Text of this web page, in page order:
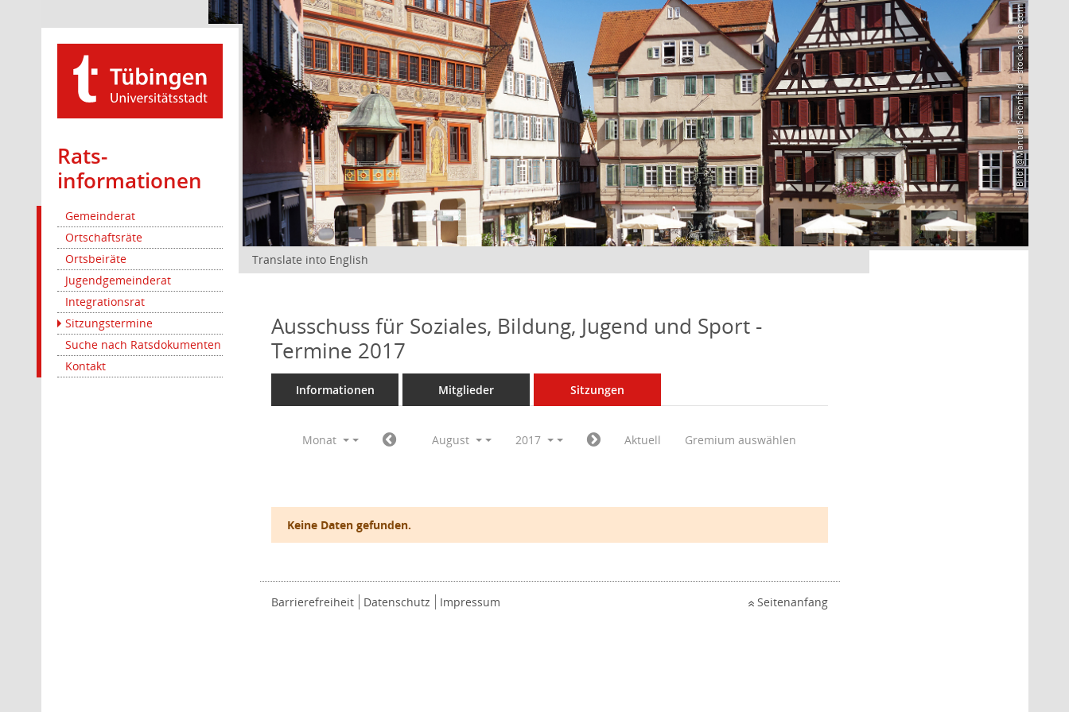
Rats­
informationen
Gemeinderat
Ortschaftsräte
Ortsbeiräte
Jugendgemeinderat
Integrationsrat
Sitzungstermine
Suche nach Ratsdokumenten
Kontakt
Bild: @Manuel Schönfeld – stock.adobe.com
Translate into English
Ausschuss für Soziales, Bildung, Jugend und Sport -
Termine 2017
Informationen Mitglieder Sitzungen
Monat August 2017 Aktuell Gremium auswählen
Keine Daten gefunden.
Barrierefreiheit Datenschutz Impressum Seitenanfang